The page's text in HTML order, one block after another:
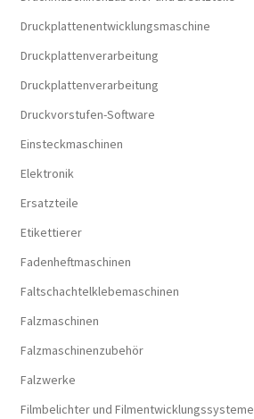
Druckplattenentwicklungsmaschine
Druckplattenverarbeitung
Druckplattenverarbeitung
Druckvorstufen-Software
Einsteckmaschinen
Elektronik
Ersatzteile
Etikettierer
Fadenheftmaschinen
Faltschachtelklebemaschinen
Falzmaschinen
Falzmaschinenzubehör
Falzwerke
Filmbelichter und Filmentwicklungssysteme